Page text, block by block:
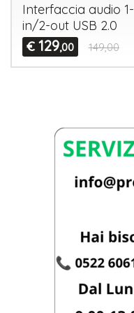
Interfaccia audio 1-
in/2-out USB 2.0
€ 129,00 149,00